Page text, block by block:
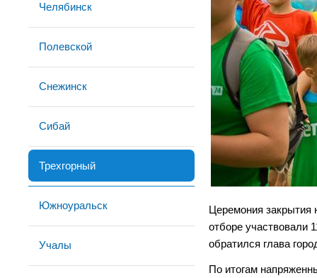
Челябинск
Полевской
Снежинск
Сибай
Трехгорный
Южноуральск
Учалы
Церемония закрытия
отборе участвовали
обратился глава
По итогам